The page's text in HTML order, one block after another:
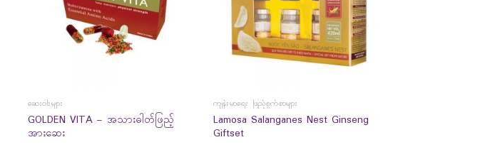
ဆေးဝါးများ
GOLDEN VITA – အသားဓါတ်ဖြည့်
အားဆေး
ကျန်းမာရေး ဖြည့်စွက်စာများ
Lamosa Salanganes Nest Ginseng
Giftset